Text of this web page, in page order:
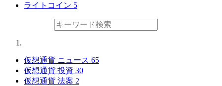
ライトコイン 5
仮想通貨 ニュース 65
仮想通貨 投資 30
仮想通貨 法案 2